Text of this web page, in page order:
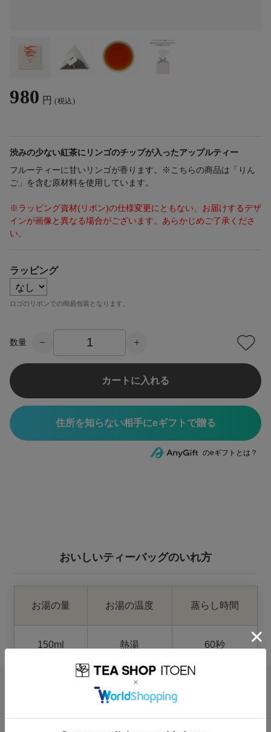
渋みの少ない紅茶にリンゴのチップが入ったアップルティー
フルーティーに甘いリンゴが香ります。※こちらの商品は「りん
ご」を含む原材料を使用しています。
※ラッピング資材(リボン)の仕様変更にともない、お届けするデザ
インが画像と異なる場合がございます。あらかじめご了承くださ
い。
980 円 (税込)
ラッピング
ロゴのリボンでの簡易包装となります。
数量
カートに入れる
住所を知らない相手にeギフトで贈る
のeギフトとは？
おいしいティーバッグのいれ方
お湯の量 お湯の温度 蒸らし時間
150ml 熱湯 60秒